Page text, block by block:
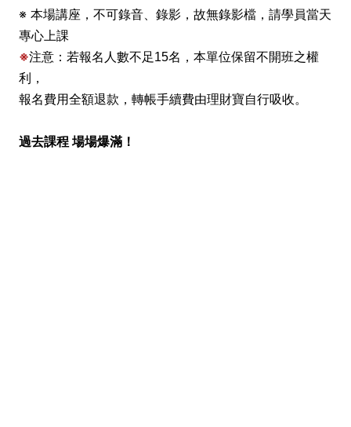
※ 本場講座，不可錄音、錄影，故無錄影檔，請學員當天
專心上課
※注意： 若報名人數不足15名，本單位保留不開班之權
利，
報名費用全額退款，轉帳手續費由理財寶自行吸收。
過去課程 場場爆滿！